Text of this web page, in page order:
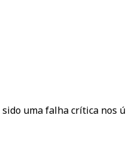
uma falha crítica nos